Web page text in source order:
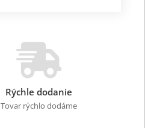
Rýchle dodanie
Tovar rýchlo dodáme